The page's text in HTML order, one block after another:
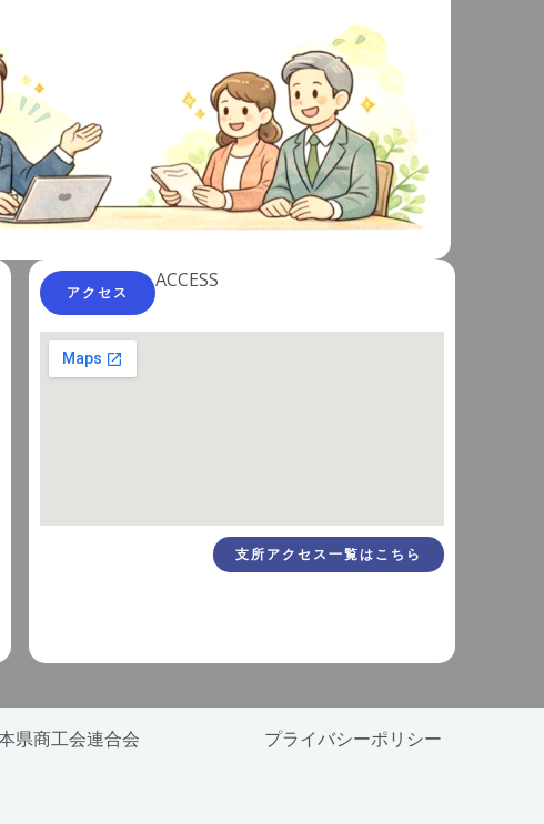
アクセス
ACCESS
支所アクセス一覧はこちら
熊本県商工会連合会 プライバシーポリシー